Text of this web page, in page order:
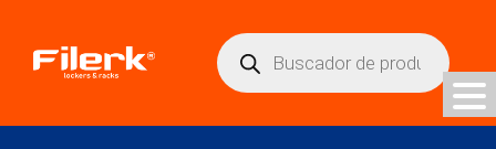
Búsqueda
de
productos